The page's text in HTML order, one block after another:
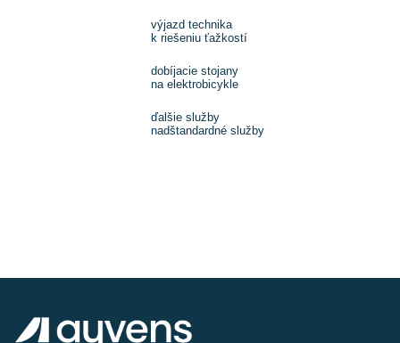
výjazd technika
k riešeniu ťažkostí
dobíjacie stojany
na elektrobicykle
ďalšie služby
nadštandardné služby